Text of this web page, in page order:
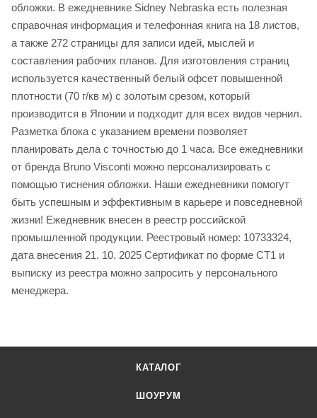
обложки. В ежедневнике Sidney Nebraska есть полезная
справочная информация и телефонная книга на 18 листов,
а также 272 страницы для записи идей, мыслей и
составления рабочих планов. Для изготовления страниц
используется качественный белый офсет повышенной
плотности (70 г/кв м) с золотым срезом, который
производится в Японии и подходит для всех видов чернил.
Разметка блока с указанием времени позволяет
планировать дела с точностью до 1 часа. Все ежедневники
от бренда Bruno Visconti можно персонализировать с
помощью тиснения обложки. Наши ежедневники помогут
быть успешным и эффективным в карьере и повседневной
жизни! Ежедневник внесен в реестр российской
промышленной продукции. Реестровый номер: 10733324,
дата внесения 21. 10. 2025 Сертификат по форме СТ1 и
выписку из реестра можно запросить у персонального
менеджера.
КАТАЛОГ
ШОУРУМ